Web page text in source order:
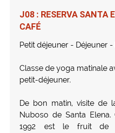
J08 : RESERVA SANTA
CAFÉ
Petit déjeuner - Déjeuner -
Classe de yoga matinale
petit-déjeuner.
De bon matin, visite de
Nuboso de Santa
1992 est le fruit de